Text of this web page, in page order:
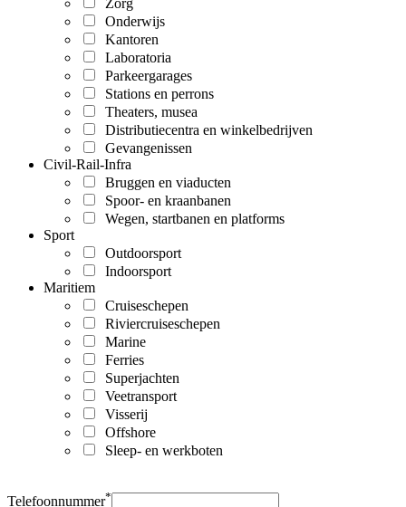
Onderwijs
Kantoren
Laboratoria
Parkeergarages
Stations en perrons
Theaters, musea
Distributiecentra en winkelbedrijven
Gevangenissen
Civil-Rail-Infra
Bruggen en viaducten
Spoor- en kraanbanen
Wegen, startbanen en platforms
Sport
Outdoorsport
Indoorsport
Maritiem
Cruiseschepen
Riviercruiseschepen
Marine
Ferries
Superjachten
Veetransport
Visserij
Offshore
Sleep- en werkboten
Telefoonnummer*